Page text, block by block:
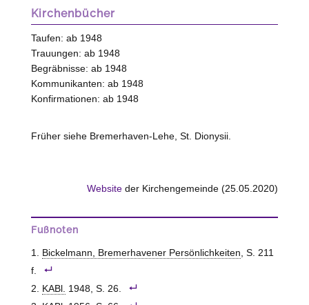
Kirchenbücher
Taufen: ab 1948
Trauungen: ab 1948
Begräbnisse: ab 1948
Kommunikanten: ab 1948
Konfirmationen: ab 1948
Früher siehe Bremerhaven-Lehe, St. Dionysii.
Website der Kirchengemeinde (25.05.2020)
Fußnoten
Bickelmann, Bremerhavener Persönlichkeiten, S. 211
f.
KABl. 1948, S. 26.